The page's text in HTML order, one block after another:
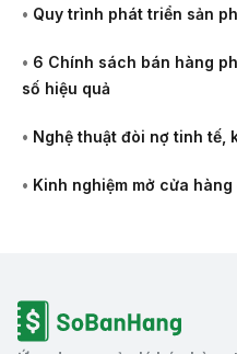
• Quy trình phát triển sản
• 6 Chính sách bán hàng
số hiệu quả
• Nghệ thuật đòi nợ tinh tế,
• Kinh nghiệm mở cửa